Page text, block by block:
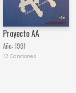
Proyecto AA
Año:1991
12 Canciones